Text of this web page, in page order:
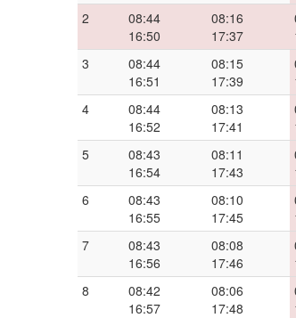
2
08:44
16:50
08:16
17:37
3
08:44
16:51
08:15
17:39
4
08:44
16:52
08:13
17:41
5
08:43
16:54
08:11
17:43
6
08:43
16:55
08:10
17:45
7
08:43
16:56
08:08
17:46
8
08:42
16:57
08:06
17:48